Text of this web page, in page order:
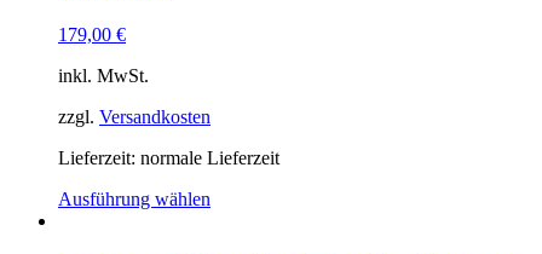
179,00 €
inkl. MwSt.
zzgl. Versandkosten
Lieferzeit: normale Lieferzeit
Ausführung wählen